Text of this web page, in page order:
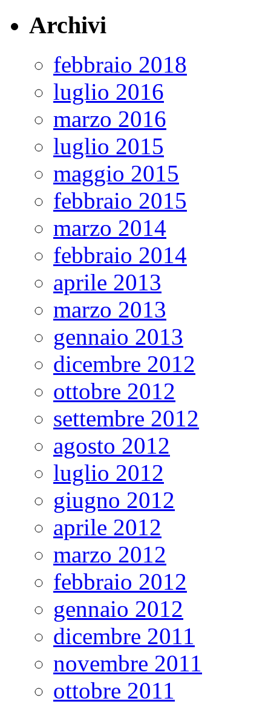
Archivi
febbraio 2018
luglio 2016
marzo 2016
luglio 2015
maggio 2015
febbraio 2015
marzo 2014
febbraio 2014
aprile 2013
marzo 2013
gennaio 2013
dicembre 2012
ottobre 2012
settembre 2012
agosto 2012
luglio 2012
giugno 2012
aprile 2012
marzo 2012
febbraio 2012
gennaio 2012
dicembre 2011
novembre 2011
ottobre 2011